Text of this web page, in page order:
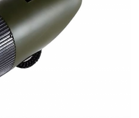
Многофункциональный нож